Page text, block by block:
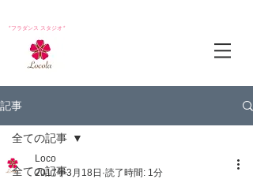
*フラダンス スタジオ*
記事
全ての記事
全ての記事
Loco
2017年3月18日 読了時間: 1分